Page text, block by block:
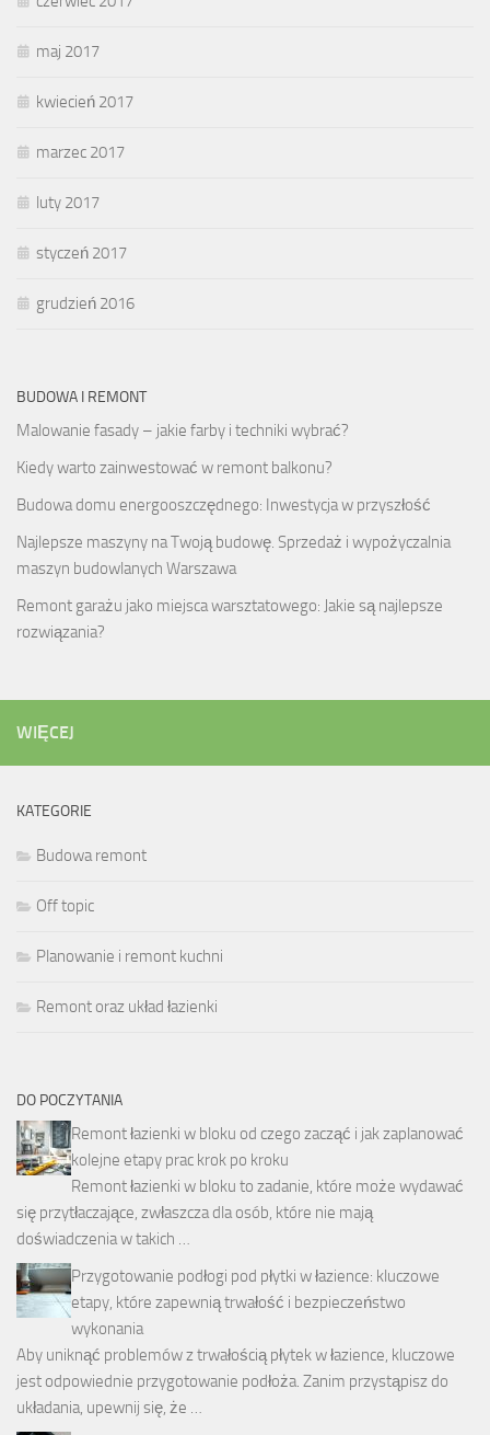
maj 2017
kwiecień 2017
marzec 2017
luty 2017
styczeń 2017
grudzień 2016
BUDOWA I REMONT
Malowanie fasady – jakie farby i techniki wybrać?
Kiedy warto zainwestować w remont balkonu?
Budowa domu energooszczędnego: Inwestycja w przyszłość
Najlepsze maszyny na Twoją budowę. Sprzedaż i wypożyczalnia
maszyn budowlanych Warszawa
Remont garażu jako miejsca warsztatowego: Jakie są najlepsze
rozwiązania?
WIĘCEJ
KATEGORIE
Budowa remont
Off topic
Planowanie i remont kuchni
Remont oraz układ łazienki
DO POCZYTANIA
Remont łazienki w bloku od czego zacząć i jak zaplanować
kolejne etapy prac krok po kroku
Remont łazienki w bloku to zadanie, które może wydawać
się przytłaczające, zwłaszcza dla osób, które nie mają
doświadczenia w takich …
Przygotowanie podłogi pod płytki w łazience: kluczowe
etapy, które zapewnią trwałość i bezpieczeństwo
wykonania
Aby uniknąć problemów z trwałością płytek w łazience, kluczowe
jest odpowiednie przygotowanie podłoża. Zanim przystąpisz do
układania, upewnij się, że …